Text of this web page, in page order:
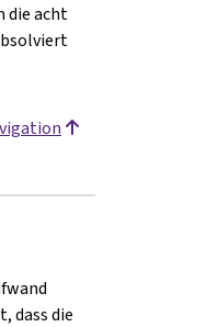
die acht
dass die